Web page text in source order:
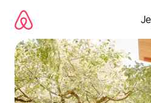
direct
naar
inhoud